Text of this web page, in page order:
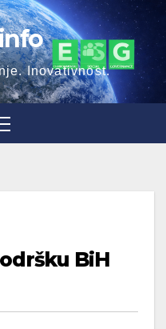
Inovativnost.
BiH